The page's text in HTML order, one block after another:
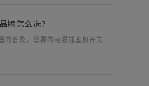
牌怎么选？
普及，需要的电源插座和开关也
生活带来诸多不便，甚至留下安